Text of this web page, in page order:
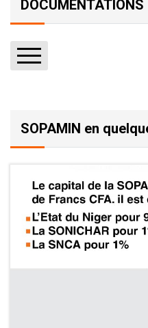
DOCUMENTATIONS
Publications
SOPAMIN en